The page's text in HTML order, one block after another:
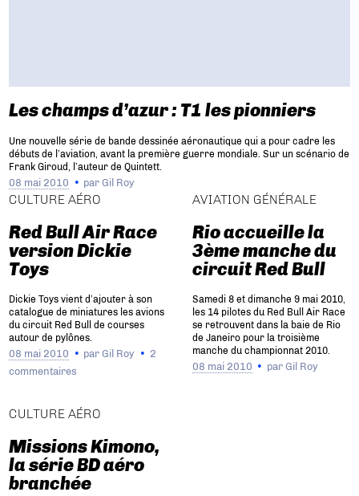
Les champs d’azur : T1 les pionniers
Une nouvelle série de bande dessinée aéronautique qui a pour cadre les
débuts de l’aviation, avant la première guerre mondiale. Sur un scénario de
Frank Giroud, l’auteur de Quintett.
08 mai 2010 parGil Roy
CULTURE AÉRO
Red Bull Air Race
version Dickie
Toys
Dickie Toys vient d’ajouter à son
catalogue de miniatures les avions
du circuit Red Bull de courses
autour de pylônes.
08 mai 2010 parGil Roy
2
commentaires
AVIATION GÉNÉRALE
Rio accueille la
3ème manche du
circuit Red Bull
Samedi 8 et dimanche 9 mai 2010,
les 14 pilotes du Red Bull Air Race
se retrouvent dans la baie de Rio
de Janeiro pour la troisième
manche du championnat 2010.
08 mai 2010 parGil Roy
CULTURE AÉRO
Missions Kimono,
la série BD aéro
branchée